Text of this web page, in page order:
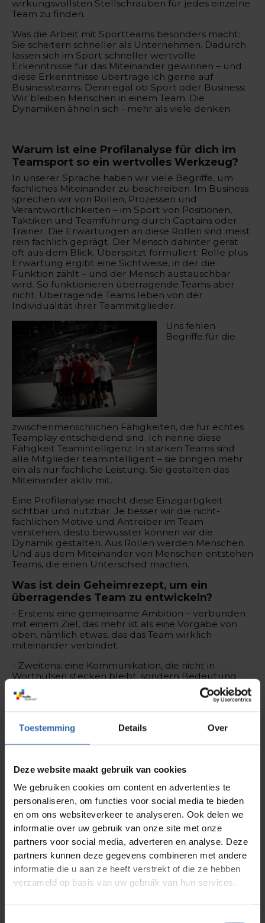
Toestemming Details Over
Deze website maakt gebruik van cookies
We gebruiken cookies om content en advertenties te
personaliseren, om functies voor social media te bieden
en om ons websiteverkeer te analyseren. Ook delen we
informatie over uw gebruik van onze site met onze
partners voor social media, adverteren en analyse. Deze
partners kunnen deze gegevens combineren met andere
informatie die u aan ze heeft verstrekt of die ze hebben
verzameld op basis van uw gebruik van hun services.
wirkungsvollsten Stellschrauben für jedes einzelne
Team zu finden.
Was die Arbeit mit Sportteams besonders macht:
Sie scheitern schneller als Unternehmen. Dadurch
lassen sich im Sport schneller wertvolle
Erkenntnisse für das Miteinander gewinnen – und
diese Erkenntnisse übertrage ich gerne auf
Businessteams. Denn egal ob Sport oder Business:
Wir bleiben Menschen in einem Team. Die
Dynamiken ähneln sich - mehr als viele denken.
Warum ist eine Profilanalyse für dich im
Teamsport so ein wertvolles Werkzeug?
In unserer Sprache haben wir viele Begriffe, um
fachliches Miteinander zu beschreiben. Im Business
sprechen wir von Rollen, Prozessen und
Verantwortlichkeiten – im Sport von Positionen,
Taktiken und Teamführung durch Captains oder
Trainer. Die Erwartungen an diese Rollen sind meist
rein fachlich geprägt. Der Mensch dahinter gerät
oft aus dem Blick. Überspitzt formuliert: Rolle plus
Erwartung ergibt eine Sichtweise, in der die
Funktion zählt – und der Mensch austauschbar
wird. So funktionieren überragende Teams aber
nicht. Überragende Teams leben von der
Individualität ihrer Teammitglieder.
Uns fehlen
Begriffe für die
zwischenmenschlichen Fähigkeiten, die für echtes
Teamplay entscheidend sind. Ich nenne diese
Fähigkeit Teamintelligenz. In starken Teams sind
alle Mitglieder teamintelligent – sie bringen mehr
ein als nur fachliche Leistung. Sie gestalten das
Miteinander aktiv mit.
Eine Profilanalyse macht diese Einzigartigkeit
sichtbar und nutzbar. Je besser wir die nicht-
fachlichen Motive und Antreiber im Team
verstehen, desto bewusster können wir die
Dynamik gestalten. Aus Rollen werden Menschen.
Und aus dem Miteinander von Menschen entstehen
Teams, die einen Unterschied machen.
Was ist dein Geheimrezept, um ein
überragendes Team zu entwickeln?
- Erstens: eine gemeinsame Ambition – verbunden
mit einem Ziel, das mehr ist als eine Vorgabe von
oben, nämlich etwas, das das Team wirklich
miteinander verbindet.
- Zweitens: eine Kommunikation, die nicht in
Worthülsen stecken bleibt, sondern Bedeutung
schafft.
- Drittens: individuelle Entwicklung, die nicht nur
zugutekommt, und
- Viertens: eine bewusste Gestaltung des
Teamdynamik, die auch Konflikten und schwierigen
Teams, die in diesen vier Feldern gemeinsam leben
und lernen, werden nicht nur leistungsstark,
sondern wirksam. Das konkrete Rezept entwickeln
wir dann individuell – im besten Fall gemeinsam.
Und wer es ganz genau wissen will… der darf mich
natürlich auch gerne buchen.
Stell dir vor,
dein